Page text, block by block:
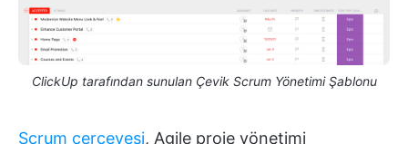
ClickUp tarafından sunulan Çevik Scrum Yönetimi Şablonu
Scrum çerçevesi, Agile proje yönetimi